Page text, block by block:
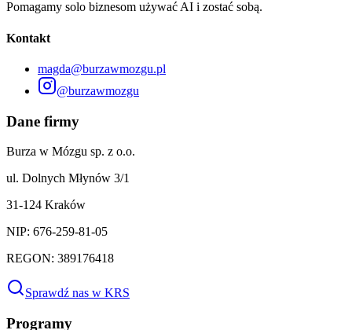
Pomagamy solo biznesom używać AI i zostać sobą.
Kontakt
magda@burzawmozgu.pl
@burzawmozgu
Dane firmy
Burza w Mózgu sp. z o.o.
ul. Dolnych Młynów 3/1
31-124 Kraków
NIP: 676-259-81-05
REGON: 389176418
Sprawdź nas w KRS
Programy